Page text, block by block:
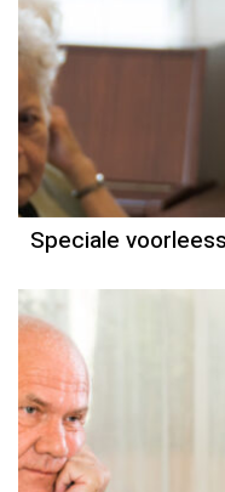
Speciale
Else-